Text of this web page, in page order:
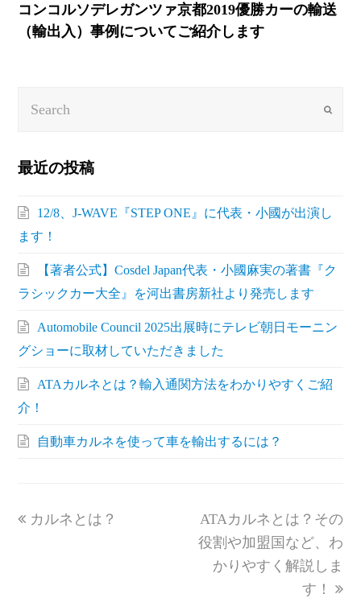
コンコルソデレガンツァ京都2019優勝カーの輸送
（輸出入）事例についてご紹介します
Submit
最近の投稿
12/8、J-WAVE『STEP ONE』に代表・小國が出演し
ます！
【著者公式】Cosdel Japan代表・小國麻実の著書『ク
ラシックカー大全』を河出書房新社より発売します
Automobile Council 2025出展時にテレビ朝日モーニン
グショーに取材していただきました
ATAカルネとは？輸入通関方法をわかりやすくご紹
介！
自動車カルネを使って車を輸出するには？
previous
カルネとは？
next
post:
ATAカルネとは？その
役割や加盟国など、わ
かりやすく解説しま
す！